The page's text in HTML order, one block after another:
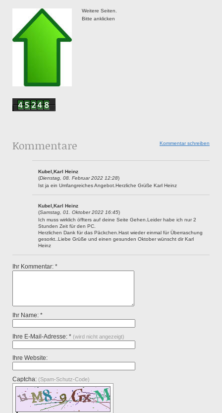
Weitere Seiten.
Bitte anklicken
Kommentar schreiben
Kommentare
Kubel,Karl Heinz
(Dienstag, 08. Februar 2022 12:28)
Ist ja ein Umfangreiches Angebot.Herzliche Grüße Karl Heinz
Kubel,Karl Heinz
(Samstag, 01. Oktober 2022 16:45)
Ich muss wirklich öffters auf deine Seite Gehen.Leider habe ich nur 2
Stunden Zeit für den PC.
Herzlichen Dank für das Päckchen.Hast wieder einmal für Überraschung
gesorkt..Liebe Grüße und einen gesunden Oktober wünscht dir Karl
Heinz
Ihr Kommentar: *
Ihr Name: *
Ihre E-Mail-Adresse: * (wird nicht angezeigt)
Ihre Website:
Captcha: (Spam-Schutz-Code)